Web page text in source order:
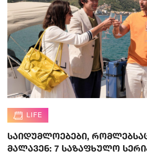
LIFE
საიდუმლოებები,
მალავენ: 7 საზაფხულო